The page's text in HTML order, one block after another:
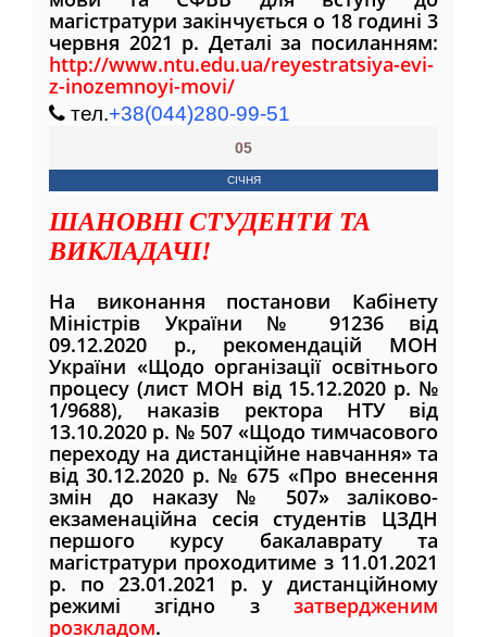
магістратури закінчується о 18 годині 3
червня 2021 р. Деталі за посиланням:
http://www.ntu.edu.ua/reyestratsiya-evi-
z-inozemnoyi-movi/
тел.+38(044)280-99-51
05
СІЧНЯ
ШАНОВНІ СТУДЕНТИ ТА
ВИКЛАДАЧІ!
На виконання постанови Кабінету
Міністрів України № 91236 від
09.12.2020 р., рекомендацій МОН
України «Щодо організації освітнього
процесу (лист МОН від 15.12.2020 р. №
1/9688), наказів ректора НТУ від
13.10.2020 р. № 507 «Щодо тимчасового
переходу на дистанційне навчання» та
від 30.12.2020 р. № 675 «Про внесення
змін до наказу № 507» заліково-
екзаменаційна сесія студентів ЦЗДН
першого курсу бакалаврату та
магістратури проходитиме з 11.01.2021
р. по 23.01.2021 р. у дистанційному
режимі згідно з затвердженим
розкладом.